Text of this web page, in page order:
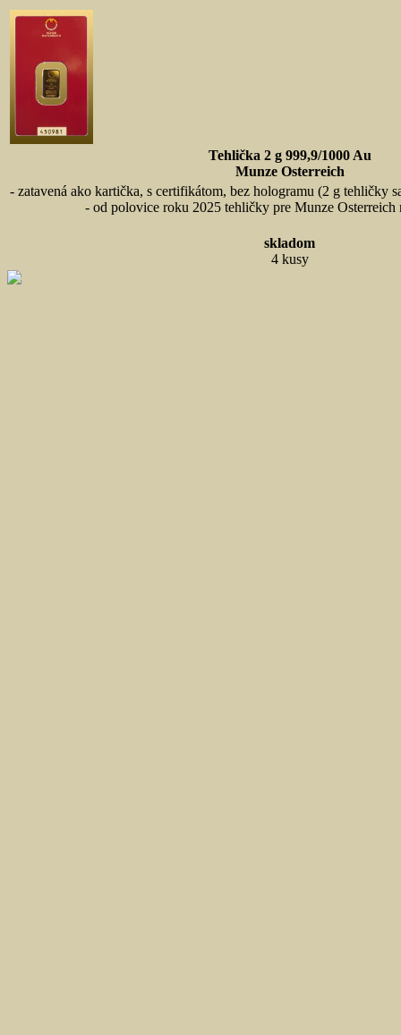
Tehlička 2 g 999,9/1000 Au
Munze Osterreich
- zatavená ako kartička, s certifikátom, bez hologramu (2 g tehličky
- od polovice roku 2025 tehličky pre Munze
skladom
4 kusy